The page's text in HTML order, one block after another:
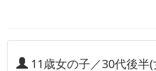
11歳女の子／30代後半